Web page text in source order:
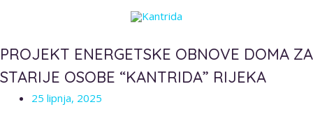
PROJEKT ENERGETSKE OBNOVE DOMA ZA
STARIJE OSOBE “KANTRIDA” RIJEKA
25 lipnja, 2025